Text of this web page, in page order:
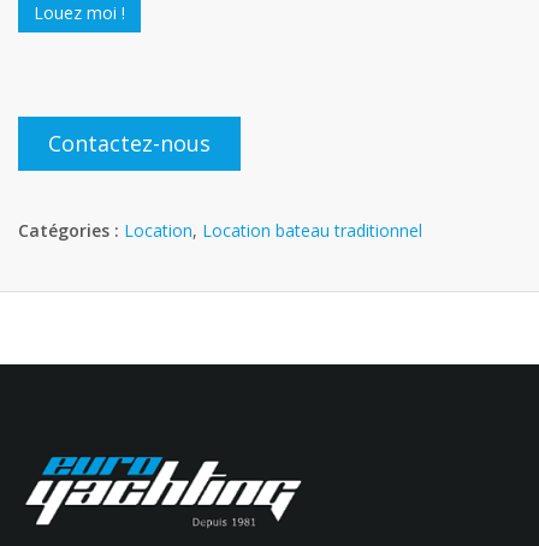
Louez moi !
Contactez-nous
Catégories : Location, Location bateau traditionnel